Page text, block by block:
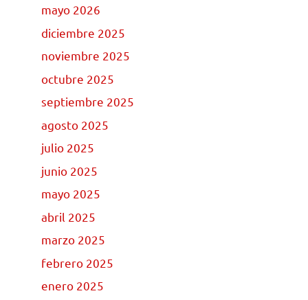
mayo 2026
diciembre 2025
noviembre 2025
octubre 2025
septiembre 2025
agosto 2025
julio 2025
junio 2025
mayo 2025
abril 2025
marzo 2025
febrero 2025
enero 2025